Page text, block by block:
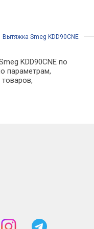
Вытяжка Smeg KDD90CNE
KDD90CNE по
параметрам,
товаров,